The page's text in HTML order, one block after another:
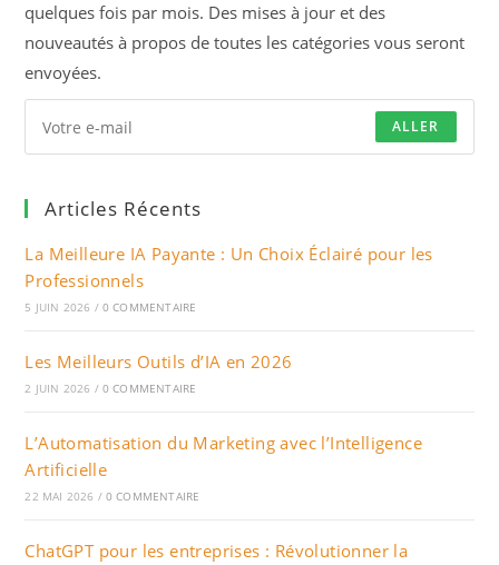
quelques fois par mois. Des mises à jour et des
nouveautés à propos de toutes les catégories vous seront
envoyées.
ALLER
Articles Récents
La Meilleure IA Payante : Un Choix Éclairé pour les
Professionnels
5 JUIN 2026 / 0 COMMENTAIRE
Les Meilleurs Outils d’IA en 2026
2 JUIN 2026 / 0 COMMENTAIRE
L’Automatisation du Marketing avec l’Intelligence
Artificielle
22 MAI 2026 / 0 COMMENTAIRE
ChatGPT pour les entreprises : Révolutionner la